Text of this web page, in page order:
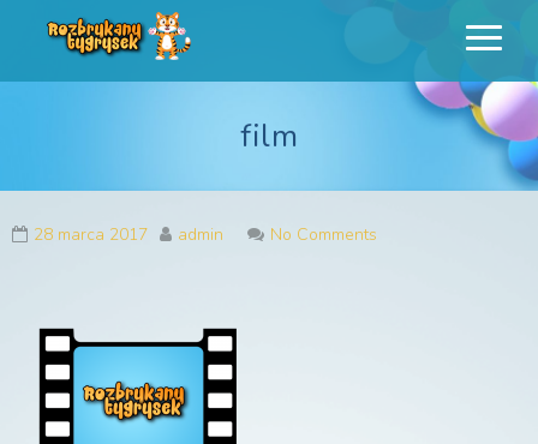
Rozbrykany
Tygrysek
Profesjonalne animacje urodzinowe dla dzieci
film
28 marca 2017 admin No Comments